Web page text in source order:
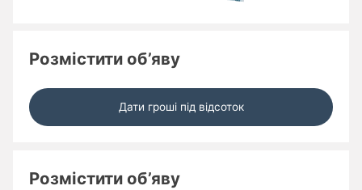
Розмістити об’яву
Дати гроші під відсоток
Розмістити об’яву